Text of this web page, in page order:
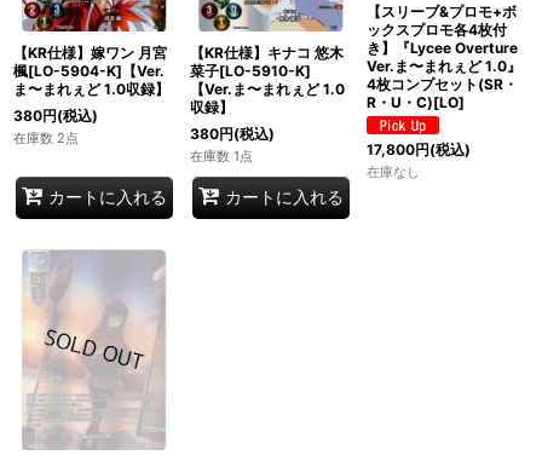
【KR仕様】嫁ワン 月宮
楓[LO-5904-K]【Ver.
ま〜まれぇど 1.0収録】
380円(税込)
在庫数 2点
カートに入れる
【KR仕様】キナコ 悠木
菜子[LO-5910-K]
【Ver.ま〜まれぇど 1.0
収録】
380円(税込)
在庫数 1点
カートに入れる
【スリーブ&プロモ+ボ
ックスプロモ各4枚付
き】『Lycee Overture
Ver.ま〜まれぇど 1.0』
4枚コンプセット(SR・
R・U・C)[LO]
17,800円(税込)
在庫なし